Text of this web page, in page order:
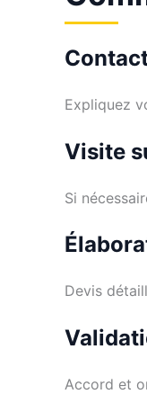
Expliquez
Visite
Si
Devis
Accord et